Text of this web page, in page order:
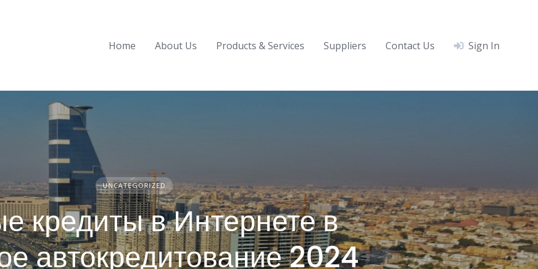
Home About Us Products & Services Suppliers Contact Us Sign In
UNCATEGORIZED
кредиты в Интернете в
автокредитование 2024